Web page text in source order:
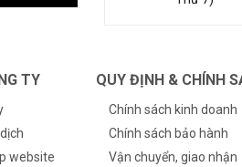
TY
website
QUY ĐỊNH & CHÍNH
Chính sách kinh doanh
Chính sách bảo hành
Vận chuyển, giao nhận